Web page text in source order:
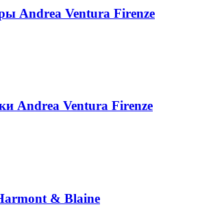
Andrea Ventura Firenze
Andrea Ventura Firenze
& Blaine